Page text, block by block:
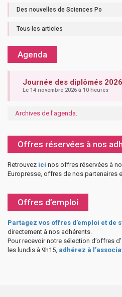
Des nouvelles de Sciences Po
Tous les articles
Agenda
Journée des diplômés
Le 14 novembre 2026 à 10 heures
Archives de l'agenda.
Offres réservées à nos
Retrouvez ici nos offres réservées à
Europresse, offres de nos partenaires
Offres d’emploi
Partagez vos offres d’emploi et de
directement à nos adhérents.
Pour recevoir notre sélection d’offres
les lundis à 9h15, adhérez à